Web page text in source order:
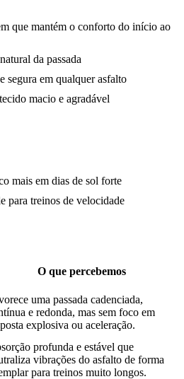
que mantém o conforto do início ao
da passada
segura em qualquer asfalto
macio e agradável
mais em dias de sol forte
para treinos de velocidade
O que percebemos
uma passada cadenciada,
e redonda, mas sem foco em
explosiva ou aceleração.
profunda e estável que
vibrações do asfalto de forma
para treinos muito longos.